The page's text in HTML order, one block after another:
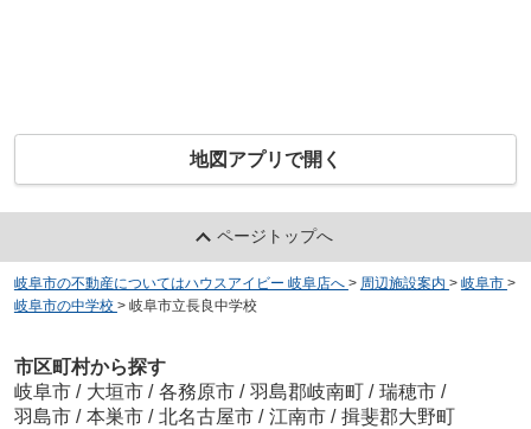
地図アプリで開く
ページトップへ
岐阜市の不動産についてはハウスアイビー 岐阜店へ > 周辺施設案内 > 岐阜市 >
岐阜市の中学校 > 岐阜市立長良中学校
市区町村から探す
岐阜市 / 大垣市 / 各務原市 / 羽島郡岐南町 / 瑞穂市 /
羽島市 / 本巣市 / 北名古屋市 / 江南市 / 揖斐郡大野町